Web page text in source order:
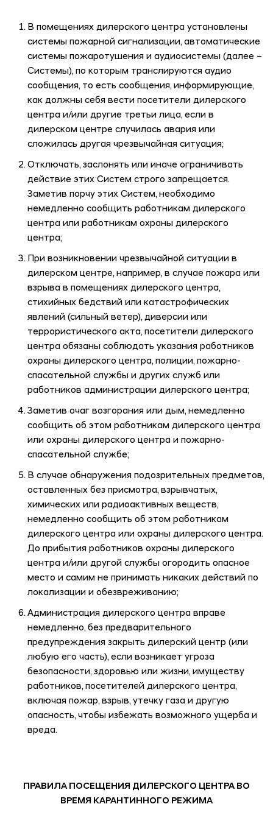
В помещениях дилерского центра установлены
системы пожарной сигнализации, автоматические
системы пожаротушения и аудиосистемы (далее –
Системы), по которым транслируются аудио
сообщения, то есть сообщения, информирующие,
как должны себя вести посетители дилерского
центра и/или другие третьи лица, если в
дилерском центре случилась авария или
сложилась другая чрезвычайная ситуация;
Отключать, заслонять или иначе ограничивать
действие этих Систем строго запрещается.
Заметив порчу этих Систем, необходимо
немедленно сообщить работникам дилерского
центра или работникам охраны дилерского
центра;
При возникновении чрезвычайной ситуации в
дилерском центре, например, в случае пожара или
взрыва в помещениях дилерского центра,
стихийных бедствий или катастрофических
явлений (сильный ветер), диверсии или
террористического акта, посетители дилерского
центра обязаны соблюдать указания работников
охраны дилерского центра, полиции, пожарно-
спасательной службы и других служб или
работников администрации дилерского центра;
Заметив очаг возгорания или дым, немедленно
сообщить об этом работникам дилерского центра
или охраны дилерского центра и пожарно-
спасательной службе;
В случае обнаружения подозрительных предметов,
оставленных без присмотра, взрывчатых,
химических или радиоактивных веществ,
немедленно сообщить об этом работникам
дилерского центра или охраны дилерского центра.
До прибытия работников охраны дилерского
центра и/или другой службы огородить опасное
место и самим не принимать никаких действий по
локализации и обезвреживанию;
Администрация дилерского центра вправе
немедленно, без предварительного
предупреждения закрыть дилерский центр (или
любую его часть), если возникает угроза
безопасности, здоровью или жизни, имуществу
работников, посетителей дилерского центра,
включая пожар, взрыв, утечку газа и другую
опасность, чтобы избежать возможного ущерба и
вреда.
ПРАВИЛА ПОСЕЩЕНИЯ ДИЛЕРСКОГО ЦЕНТРА ВО
ВРЕМЯ КАРАНТИННОГО РЕЖИМА